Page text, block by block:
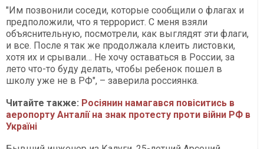
"Им позвонили соседи, которые сообщили о флагах и
предположили, что я террорист. С меня взяли
объяснительную, посмотрели, как выглядят эти флаги,
и все. После я так же продолжала клеить листовки,
хотя их и срывали… Не хочу оставаться в России, за
лето что-то буду делать, чтобы ребенок пошел в
школу уже не в РФ", – заверила россиянка.
Читайте также: Росіянин намагався повіситись в
аеропорту Анталії на знак протесту проти війни РФ в
Україні